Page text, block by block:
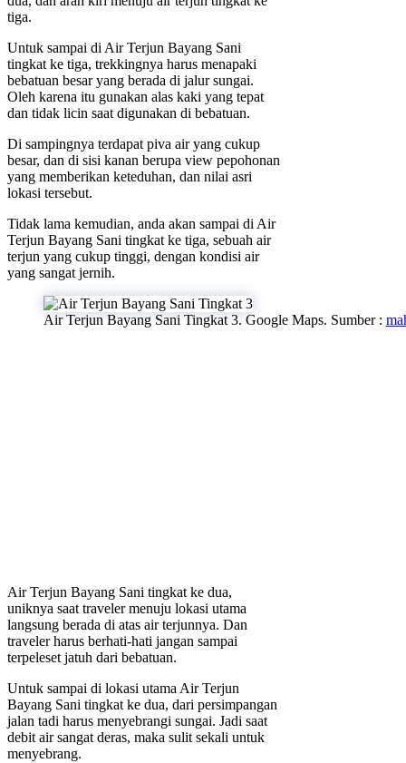
tiga.
Untuk sampai di Air Terjun Bayang Sani
tingkat ke tiga, trekkingnya harus menapaki
bebatuan besar yang berada di jalur sungai.
Oleh karena itu gunakan alas kaki yang tepat
dan tidak licin saat digunakan di bebatuan.
Di sampingnya terdapat piva air yang cukup
besar, dan di sisi kanan berupa view pepohonan
yang memberikan keteduhan, dan nilai asri
lokasi tersebut.
Tidak lama kemudian, anda akan sampai di Air
Terjun Bayang Sani tingkat ke tiga, sebuah air
terjun yang cukup tinggi, dengan kondisi air
yang sangat jernih.
Air Terjun Bayang Sani Tingkat 3. Google Maps. Sumber :
Air Terjun Bayang Sani tingkat ke dua,
uniknya saat traveler menuju lokasi utama
langsung berada di atas air terjunnya. Dan
traveler harus berhati-hati jangan sampai
terpeleset jatuh dari bebatuan.
Untuk sampai di lokasi utama Air Terjun
Bayang Sani tingkat ke dua, dari persimpangan
jalan tadi harus menyebrangi sungai. Jadi saat
debit air sangat deras, maka sulit sekali untuk
menyebrang.